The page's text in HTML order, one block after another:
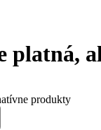
platná,
produkty